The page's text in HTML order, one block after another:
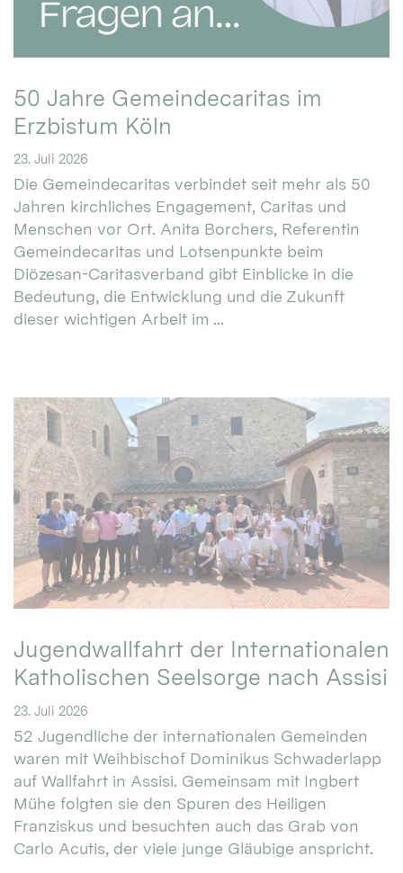
50 Jahre Gemeindecaritas im
Erzbistum Köln
23. Juli 2026
Die Gemeindecaritas verbindet seit mehr als 50
Jahren kirchliches Engagement, Caritas und
Menschen vor Ort. Anita Borchers, Referentin
Gemeindecaritas und Lotsenpunkte beim
Diözesan-Caritasverband gibt Einblicke in die
Bedeutung, die Entwicklung und die Zukunft
dieser wichtigen Arbeit im ...
Jugendwallfahrt der Internationalen
Katholischen Seelsorge nach Assisi
23. Juli 2026
52 Jugendliche der internationalen Gemeinden
waren mit Weihbischof Dominikus Schwaderlapp
auf Wallfahrt in Assisi. Gemeinsam mit Ingbert
Mühe folgten sie den Spuren des Heiligen
Franziskus und besuchten auch das Grab von
Carlo Acutis, der viele junge Gläubige anspricht.